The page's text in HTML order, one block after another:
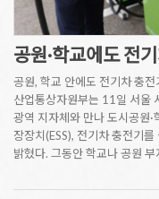
공원·학교에도 전
공원, 학교 안에도 전기차 충
산업통상자원부는 11일 서울
광역 지자체와 만나 도시공원
장장치(ESS), 전기차 충전기
밝혔다. 그동안 학교나 공원